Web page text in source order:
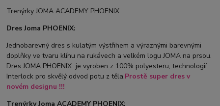
Trenýrky JOMA ACADEMY PHOENIX
Dres Joma PHOENIX:
Jednobarevný dres s kulatým výstřihem a výraznými barevnými
doplňky ve tvaru klínu na rukávech a velkém logu JOMA na prsou.
Dres JOMA PHOENIX je vyroben z 100% polyesteru, technologií
Interlock pro skvělý odvod potu z těla.Prostě super dres v
novém designu !!!
Trenýrky Joma ACADEMY PHOENIX: